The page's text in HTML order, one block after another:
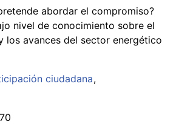
abordar el compromiso?
nivel de conocimiento sobre el
los avances del sector energético
ciudadana